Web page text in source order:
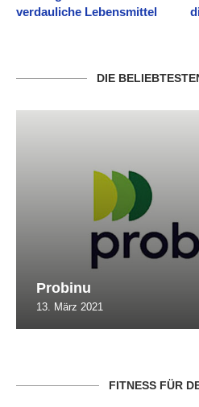
verdauliche Lebensmittel
DIE
Probinu
13. März 2021
FITNESS FÜR